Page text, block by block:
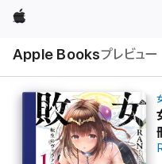
Apple
Apple Booksプレビュー
ル